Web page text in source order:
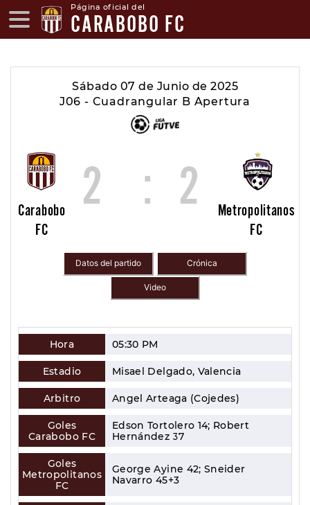
Página oficial del
CARABOBO FC
Sábado 07 de Junio de 2025
J06 - Cuadrangular B Apertura
Carabobo
FC
2 : 2
Metropolitanos
FC
Datos del partido Crónica
Video
Hora 05:30 PM
Estadio Misael Delgado, Valencia
Arbitro Angel Arteaga (Cojedes)
Goles
Carabobo FC
Edson Tortolero 14; Robert
Hernández 37
Goles
Metropolitanos
FC
George Ayine 42; Sneider
Navarro 45+3